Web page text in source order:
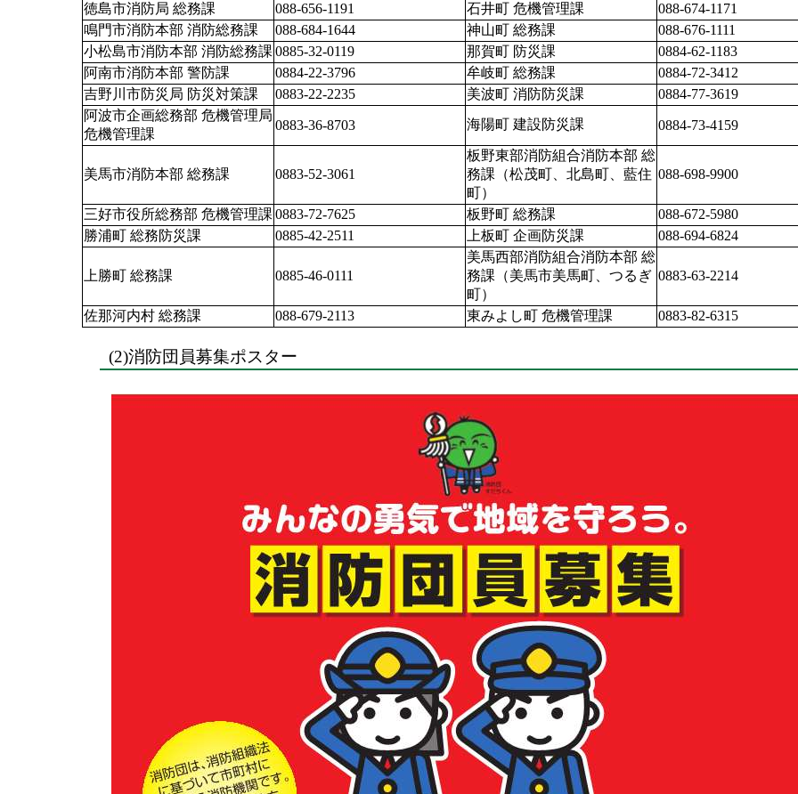
徳島市消防局 総務課
088-656-1191 石井町 危機管理課
088-674-1171
鳴門市消防本部 消防総務課
088-684-1644 神山町 総務課
088-676-1111
小松島市消防本部 消防総務課 0885-32-0119 那賀町 防災課
0884-62-1183
阿南市消防本部 警防課
0884-22-3796 牟岐町 総務課
0884-72-3412
吉野川市防災局 防災対策課
0883-22-2235 美波町 消防防災課
0884-77-3619
阿波市企画総務部 危機管理局
危機管理課
0883-36-8703 海陽町 建設防災課 0884-73-4159
美馬市消防本部 総務課 0883-52-3061
板野東部消防組合消防本部 総
務課（松茂町、北島町、藍住
町）
088-698-9900
三好市役所総務部 危機管理課 0883-72-7625 板野町 総務課
088-672-5980
勝浦町 総務防災課
0885-42-2511 上板町 企画防災課 088-694-6824
上勝町 総務課 0885-46-0111
美馬西部消防組合消防本部 総
務課（美馬市美馬町、つるぎ
町）
0883-63-2214
佐那河内村 総務課 088-679-2113 東みよし町 危機管理課 0883-82-6315
(2)消防団員募集ポスター